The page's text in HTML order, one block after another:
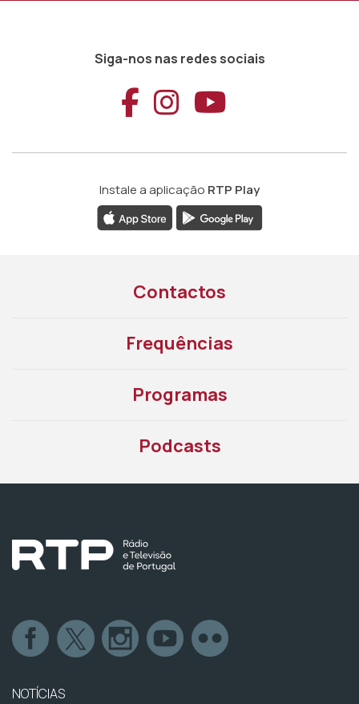
Siga-nos nas redes sociais
Aceder ao
Aceder ao
Aceder
Instale a aplicação RTP Play
Contactos
Frequências
Programas
Podcasts
NOTÍCIAS